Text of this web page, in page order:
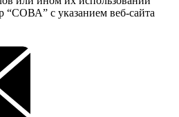
“СОВА” с указанием веб-сайта